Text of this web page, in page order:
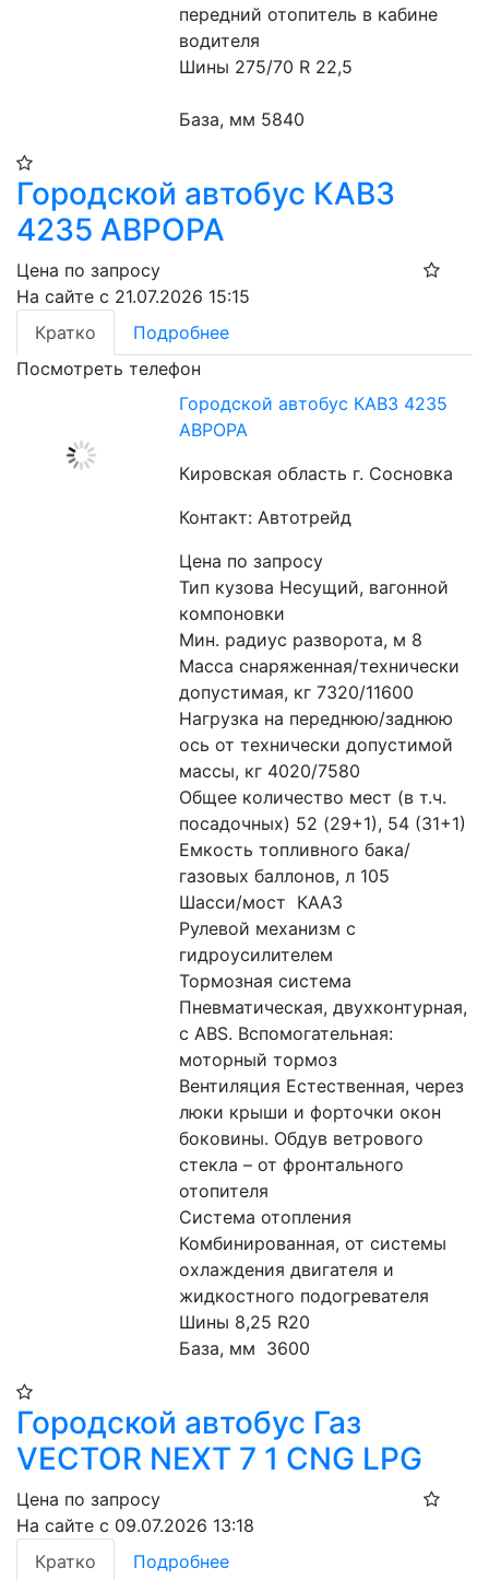
передний отопитель в кабине
водителя
Шины 275/70 R 22,5
База, мм 5840
Городской автобус КАВЗ
4235 АВРОРА
Цена по запросу
На сайте с 21.07.2026 15:15
Кратко
Подробнее
Посмотреть телефон
Городской автобус КАВЗ 4235
АВРОРА
Кировская область г. Сосновка
Контакт: Автотрейд
Цена по запросу
Тип кузова Несущий, вагонной
компоновки
Мин. радиус разворота, м 8
Масса снаряженная/технически
допустимая, кг 7320/11600
Нагрузка на переднюю/заднюю
ось от технически допустимой
массы, кг 4020/7580
Общее количество мест (в т.ч.
посадочных) 52 (29+1), 54 (31+1)
Емкость топливного бака/
газовых баллонов, л 105
Шасси/мост  КААЗ
Рулевой механизм с
гидроусилителем
Тормозная система
Пневматическая, двухконтурная,
с ABS. Вспомогательная:
моторный тормоз
Вентиляция Естественная, через
люки крыши и форточки окон
боковины. Обдув ветрового
стекла – от фронтального
отопителя
Система отопления
Комбинированная, от системы
охлаждения двигателя и
жидкостного подогревателя
Шины 8,25 R20
База, мм  3600
Городской автобус Газ
VECTOR NEXT 7 1 CNG LPG
Цена по запросу
На сайте с 09.07.2026 13:18
Кратко
Подробнее